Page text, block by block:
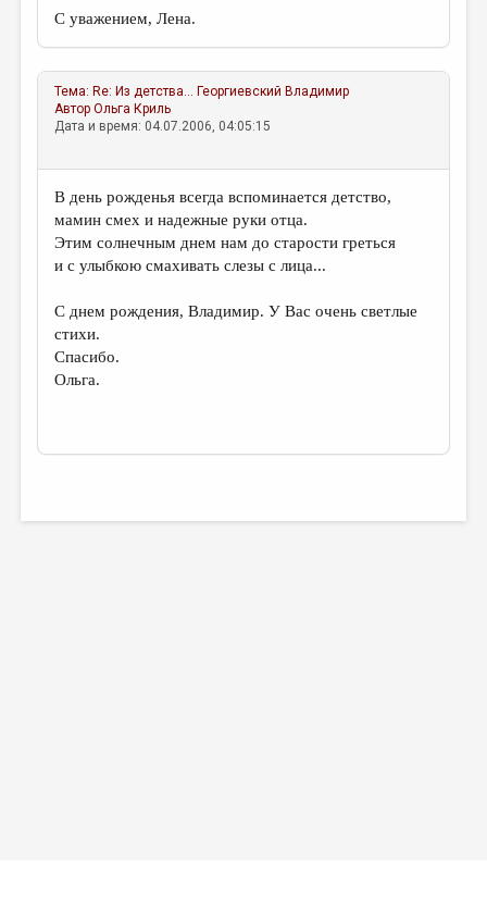
С уважением, Лена.
Тема: Re: Из детства... Георгиевский Владимир
АвторОльга Криль
Дата и время: 04.07.2006, 04:05:15
В день рожденья всегда вспоминается детство,
мамин смех и надежные руки отца.
Этим солнечным днем нам до старости греться
и с улыбкою смахивать слезы с лица...
С днем рождения, Владимир. У Вас очень светлые
стихи.
Спасибо.
Ольга.